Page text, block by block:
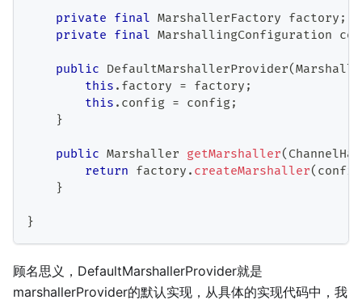
private final MarshallerFactory factory ;
private final MarshallingConfiguration
public DefaultMarshallerProvider(
this . factory = factory ;
this . config = config;
}
public Marshaller getMarshaller(
return factory . createMarshaller( config
}
}
顾名思义，DefaultMarshallerProvider就是
marshallerProvider的默认实现，从具体的实现代码中，我